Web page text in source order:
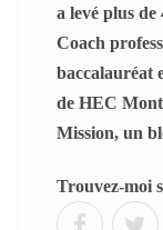
a levé plus de
Coach
baccalauréat
de HEC
Mission, un
Trouvez-moi